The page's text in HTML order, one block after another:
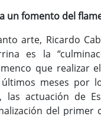
un fomento del
arte, Ricardo
es la
que realizar
meses por
las actuación de
del primer